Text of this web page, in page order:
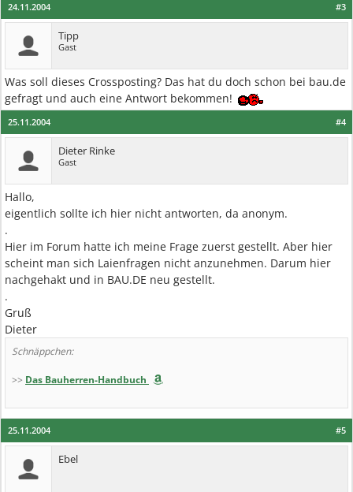
#3
24.11.2004
Tipp
Gast
Was soll dieses Crossposting? Das hat du doch schon bei bau.de
gefragt und auch eine Antwort bekommen!
#4
25.11.2004
Dieter Rinke
Gast
Hallo,
eigentlich sollte ich hier nicht antworten, da anonym.
.
Hier im Forum hatte ich meine Frage zuerst gestellt. Aber hier
scheint man sich Laienfragen nicht anzunehmen. Darum hier
nachgehakt und in BAU.DE neu gestellt.
.
Gruß
Dieter
Schnäppchen:
>> Das Bauherren-Handbuch
#5
25.11.2004
Ebel